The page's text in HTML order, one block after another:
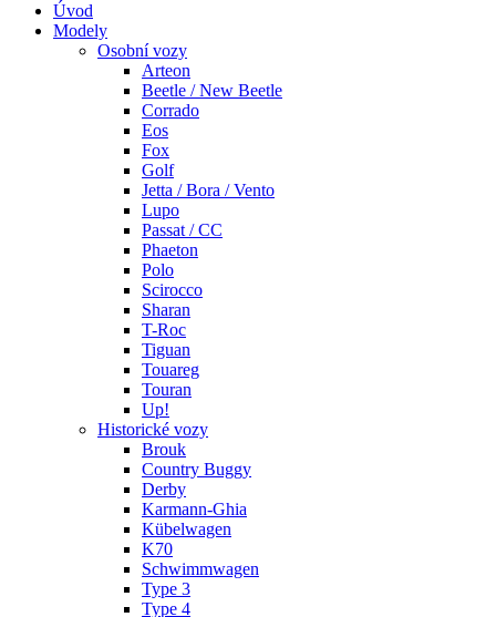
Úvod
Modely
Osobní vozy
Arteon
Beetle / New Beetle
Corrado
Eos
Fox
Golf
Jetta / Bora / Vento
Lupo
Passat / CC
Phaeton
Polo
Scirocco
Sharan
T-Roc
Tiguan
Touareg
Touran
Up!
Historické vozy
Brouk
Country Buggy
Derby
Karmann-Ghia
Kübelwagen
K70
Schwimmwagen
Type 3
Type 4